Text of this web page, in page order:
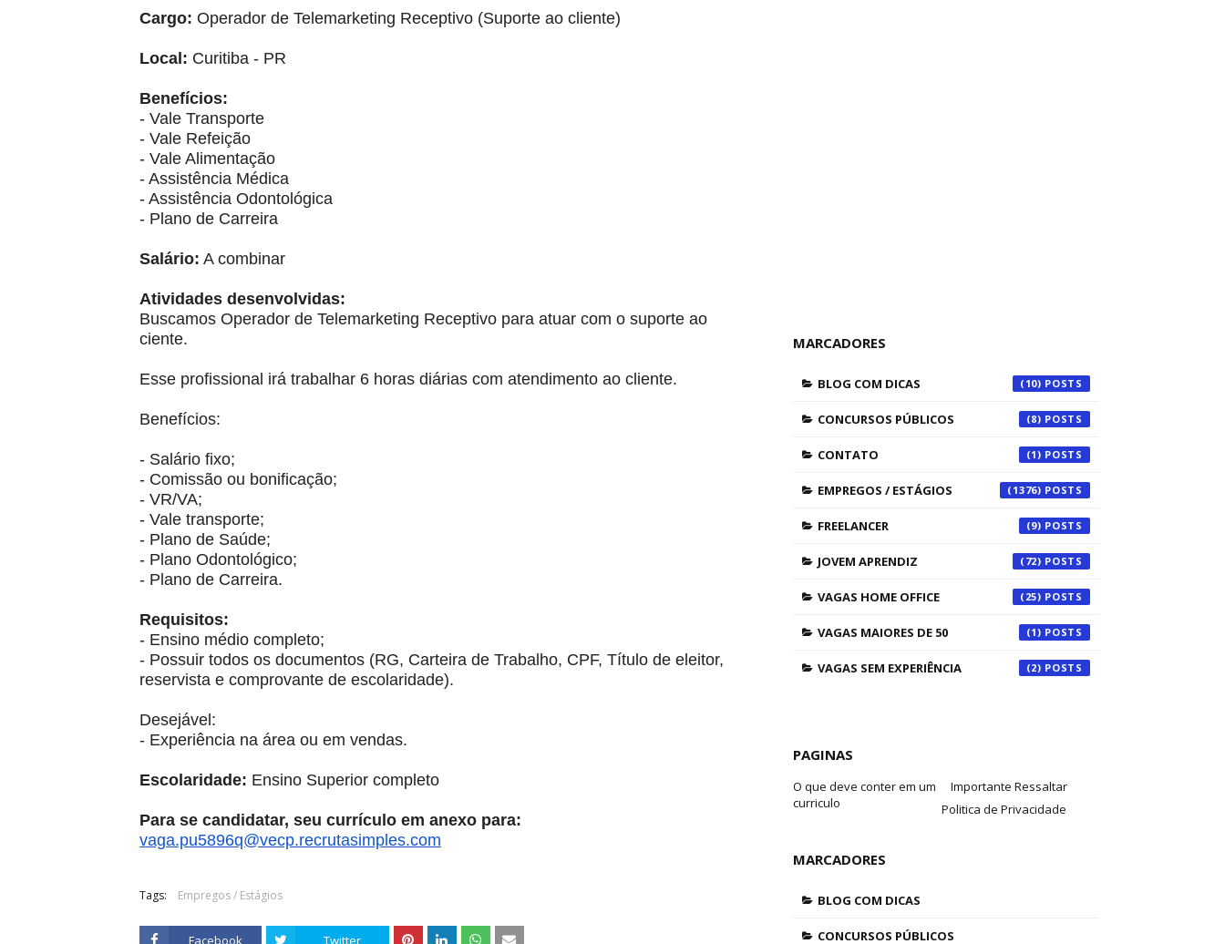
Cargo: Operador de Telemarketing Receptivo (Suporte ao cliente)
Local: Curitiba - PR
Benefícios:
- Vale Transporte
- Vale Refeição
- Vale Alimentação
- Assistência Médica
- Assistência Odontológica
- Plano de Carreira
Salário: A combinar
Atividades desenvolvidas:
Buscamos Operador de Telemarketing Receptivo para atuar com o suporte ao
ciente.
Esse profissional irá trabalhar 6 horas diárias com atendimento ao cliente.
Benefícios:
- Salário fixo;
- Comissão ou bonificação;
- VR/VA;
- Vale transporte;
- Plano de Saúde;
- Plano Odontológico;
- Plano de Carreira.
Requisitos:
- Ensino médio completo;
- Possuir todos os documentos (RG, Carteira de Trabalho, CPF, Título de eleitor,
reservista e comprovante de escolaridade).
Desejável:
- Experiência na área ou em vendas.
Escolaridade: Ensino Superior completo
Para se candidatar, seu currículo em anexo para:
vaga.pu5896q@vecp.recrutasimples.com
Tags: Empregos / Estágios
Facebook Twitter
MARCADORES
BLOG COM DICAS (10)
CONCURSOS PÚBLICOS (8)
CONTATO (1)
EMPREGOS / ESTÁGIOS (1376)
FREELANCER (9)
JOVEM APRENDIZ (72)
VAGAS HOME OFFICE (25)
VAGAS MAIORES DE 50 (1)
VAGAS SEM EXPERIÊNCIA (2)
PAGINAS
O que deve conter em um
curriculo
Importante Ressaltar
Politica de Privacidade
MARCADORES
BLOG COM DICAS
CONCURSOS PÚBLICOS